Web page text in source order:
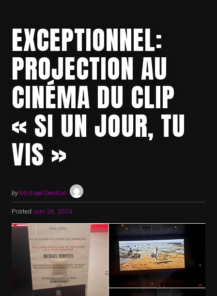
EXCEPTIONNEL:
PROJECTION AU
CINÉMA DU CLIP
« SI UN JOUR, TU
VIS »
by Michael Derotus
Posted: juin 26, 2024